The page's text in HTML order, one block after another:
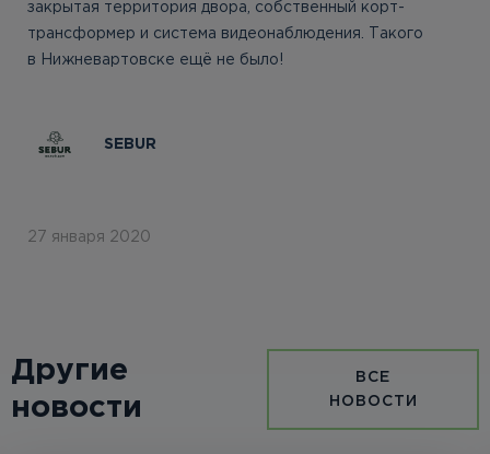
закрытая территория двора, собственный корт-
трансформер и система видеонаблюдения. Такого
в Нижневартовске ещё не было!
SEBUR
27 января 2020
Другие
новости
ВСЕ
НОВОСТИ